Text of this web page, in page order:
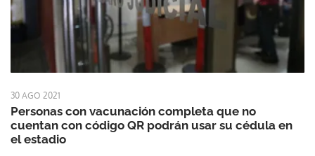
30 AGO 2021
Personas con vacunación completa que no
cuentan con código QR podrán usar su cédula en
el estadio